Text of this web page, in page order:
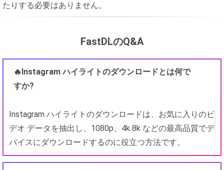
たりする必要はありません。
FastDLのQ&A
🔥Instagram ハイライトのダウンロードとは何で
すか?
Instagram ハイライトのダウンロードは、お気に入りのビ
デオ データを抽出し、1080p、4k 8k などの最高品質でデ
バイスにダウンロードするのに役立つ方法です。